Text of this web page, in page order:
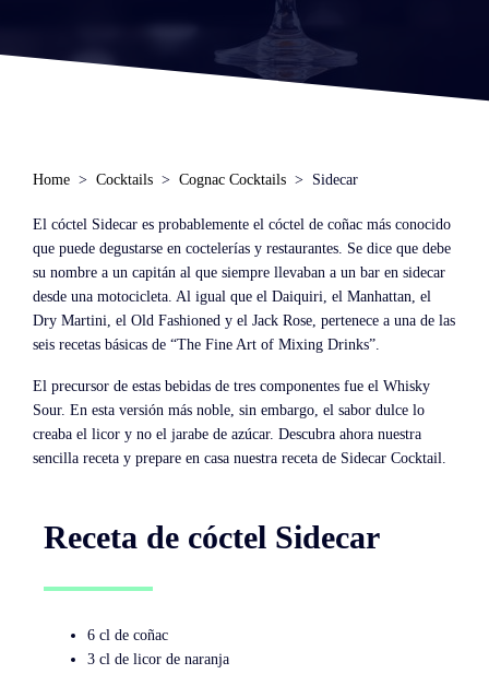
Home Cocktails Cognac Cocktails Sidecar
El cóctel Sidecar es probablemente el cóctel de coñac más conocido
que puede degustarse en coctelerías y restaurantes. Se dice que debe
su nombre a un capitán al que siempre llevaban a un bar en sidecar
desde una motocicleta. Al igual que el Daiquiri, el Manhattan, el
Dry Martini, el Old Fashioned y el Jack Rose, pertenece a una de las
seis recetas básicas de “The Fine Art of Mixing Drinks”.
El precursor de estas bebidas de tres componentes fue el Whisky
Sour. En esta versión más noble, sin embargo, el sabor dulce lo
creaba el licor y no el jarabe de azúcar. Descubra ahora nuestra
sencilla receta y prepare en casa nuestra receta de Sidecar Cocktail.
Receta de cóctel Sidecar
6 cl de coñac
3 cl de licor de naranja